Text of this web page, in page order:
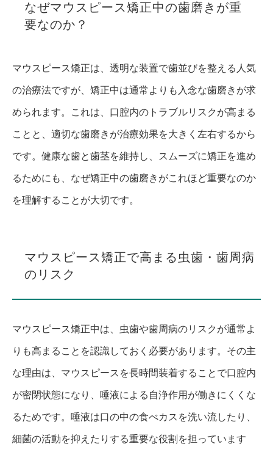
なぜマウスピース矯正中の歯磨きが重
要なのか？
マウスピース矯正は、透明な装置で歯並びを整える人気
の治療法ですが、矯正中は通常よりも入念な歯磨きが求
められます。これは、口腔内のトラブルリスクが高まる
ことと、適切な歯磨きが治療効果を大きく左右するから
です。健康な歯と歯茎を維持し、スムーズに矯正を進め
るためにも、なぜ矯正中の歯磨きがこれほど重要なのか
を理解することが大切です。
マウスピース矯正で高まる虫歯・歯周病
のリスク
マウスピース矯正中は、虫歯や歯周病のリスクが通常よ
りも高まることを認識しておく必要があります。その主
な理由は、マウスピースを長時間装着することで口腔内
が密閉状態になり、唾液による自浄作用が働きにくくな
るためです。唾液は口の中の食べカスを洗い流したり、
細菌の活動を抑えたりする重要な役割を担っています